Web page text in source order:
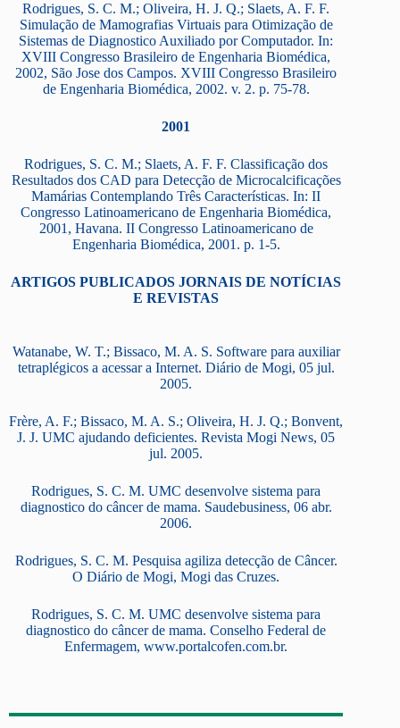
Rodrigues, S. C. M.; Oliveira, H. J. Q.; Slaets, A. F. F.
Simulação de Mamografias Virtuais para Otimização de
Sistemas de Diagnostico Auxiliado por Computador. In:
XVIII Congresso Brasileiro de Engenharia Biomédica,
2002, São Jose dos Campos. XVIII Congresso Brasileiro
de Engenharia Biomédica, 2002. v. 2. p. 75-78.
2001
Rodrigues, S. C. M.; Slaets, A. F. F. Classificação dos
Resultados dos CAD para Detecção de Microcalcificações
Mamárias Contemplando Três Características. In: II
Congresso Latinoamericano de Engenharia Biomédica,
2001, Havana. II Congresso Latinoamericano de
Engenharia Biomédica, 2001. p. 1-5.
ARTIGOS PUBLICADOS JORNAIS DE NOTÍCIAS
E REVISTAS
Watanabe, W. T.; Bissaco, M. A. S. Software para auxiliar
tetraplégicos a acessar a Internet. Diário de Mogi, 05 jul.
2005.
Frère, A. F.; Bissaco, M. A. S.; Oliveira, H. J. Q.; Bonvent,
J. J. UMC ajudando deficientes. Revista Mogi News, 05
jul. 2005.
Rodrigues, S. C. M. UMC desenvolve sistema para
diagnostico do câncer de mama. Saudebusiness, 06 abr.
2006.
Rodrigues, S. C. M. Pesquisa agiliza detecção de Câncer.
O Diário de Mogi, Mogi das Cruzes.
Rodrigues, S. C. M. UMC desenvolve sistema para
diagnostico do câncer de mama. Conselho Federal de
Enfermagem, www.portalcofen.com.br.